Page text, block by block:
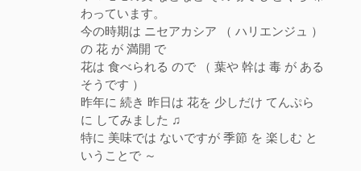
わっています。
今の時期は ニセアカシア （ ハリエンジュ ）
の 花 が 満開 で
花は 食べられる ので （ 葉や 幹は 毒 が ある
そうです ）
昨年に 続き 昨日は 花を 少しだけ てんぷら
に してみました ♫
特に 美味では ないですが 季節 を 楽しむ と
いうことで ～